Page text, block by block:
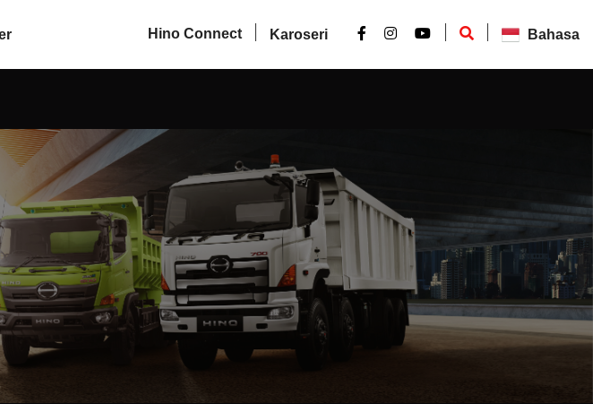
Hino Connect Karoseri Bahasa